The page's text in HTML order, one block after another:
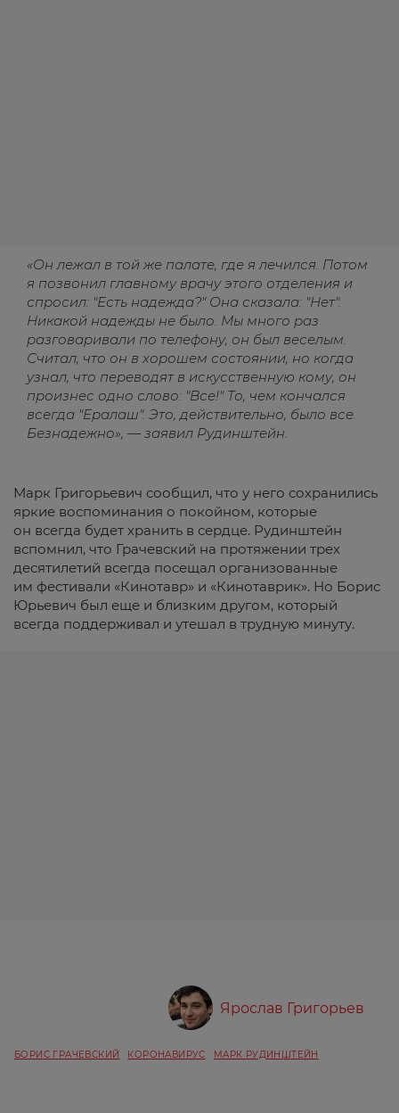
«Он лежал в той же палате, где я лечился. Потом
я позвонил главному врачу этого отделения и
спросил: "Есть надежда?" Она сказала: "Нет".
Никакой надежды не было. Мы много раз
разговаривали по телефону, он был веселым.
Считал, что он в хорошем состоянии, но когда
узнал, что переводят в искусственную кому, он
произнес одно слово: "Все!" То, чем кончался
всегда "Ералаш". Это, действительно, было все.
Безнадежно», — заявил Рудинштейн.
Марк Григорьевич сообщил, что у него сохранились
яркие воспоминания о покойном, которые
он всегда будет хранить в сердце. Рудинштейн
вспомнил, что Грачевский на протяжении трех
десятилетий всегда посещал организованные
им фестивали «Кинотавр» и «Кинотаврик». Но Борис
Юрьевич был еще и близким другом, который
всегда поддерживал и утешал в трудную минуту.
Ярослав Григорьев
БОРИС ГРАЧЕВСКИЙ КОРОНАВИРУС МАРК РУДИНШТЕЙН